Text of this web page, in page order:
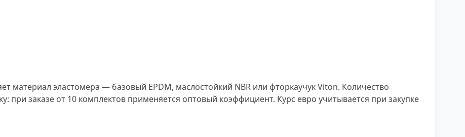
материал эластомера — базовый EPDM, маслостойкий NBR или фторкаучук Viton. Количество
при заказе от 10 комплектов применяется оптовый коэффициент. Курс евро учитывается при закупке